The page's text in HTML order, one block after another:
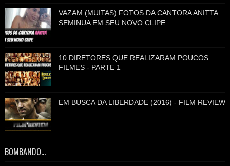
VAZAM (MUITAS) FOTOS DA CANTORA ANITTA
SEMINUA EM SEU NOVO CLIPE
10 DIRETORES QUE REALIZARAM POUCOS
FILMES - PARTE 1
EM BUSCA DA LIBERDADE (2016) - FILM REVIEW
BOMBANDO...